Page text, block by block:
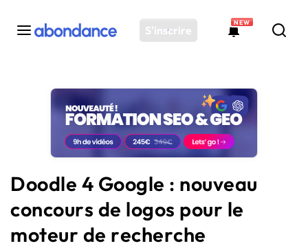
S'inscrire
NEW
Toutes les actus
Actus SEO
Plateforme
Solutions
Ressources
Audit SEO
Doodle 4 Google : nouveau
concours de logos pour le
moteur de recherche